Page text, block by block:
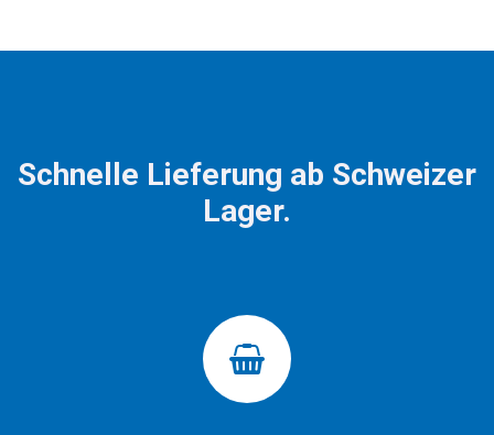
Schnelle Lieferung ab Schweizer
Lager.